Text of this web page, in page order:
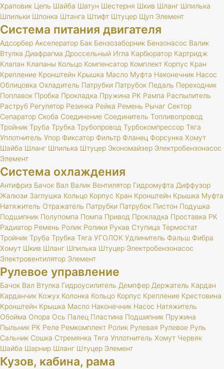
Храповик Цепь Шайба Шатун Шестерня Шкив Шланг Шпилька
Шпильки Шпонка Штанга Штифт Штуцер Щуп Элемент
Система питания двигателя
Адсорбер Акселератор Бак Бензозаборник Бензонасос Валик
Втулка Диафрагма Дроссельный Игла Карбюратор Картридж
Клапан Клапаны Кольцо Компенсатор Комплект Корпус Кран
Крепление Кронштейн Крышка Масло Муфта Наконечник Насос
Облицовка Охладитель Патрубки Патрубок Педаль Переходник
Поплавок Пробка Прокладка Пружина РК Рампа Распылитель
Раструб Регулятор Резинка Рейка Ремень Рычаг Сектор
Сепаратор Скоба Соединение Соединитель Топливопровод
Тройник Труба Трубка Трубопровод Турбокомпрессор Тяга
Уплотнитель Упор Фиксатор Фильтр Фланец Форсунка Хомут
Шайба Шланг Шпилька Штуцер Экономайзер Электробензонасос
Элемент
Система охлаждения
Антифриз Бачок Вал Валик Вентилятор Гидромуфта Диффузор
Жалюзи Заглушка Кольцо Корпус Кран Кронштейн Крышка Муфта
Натяжитель Отражатель Патрубки Патрубок Пистон Подушка
Подшипник Полупомпа Помпа Привод Прокладка Проставка РК
Радиатор Ремень Ролик Ролики Рукав Ступица Термостат
Тройник Труба Трубка Тяга УГОЛОК Удлинитель Фальш Фибра
Хомут Шкив Шланг Шпилька Штуцер Электробензонасос
Электровентилятор Элемент
Рулевое управление
Бачок Вал Втулка Гидроусилитель Демпфер Держатель Кардан
Карданчик Кожух Колонка Кольцо Корпус Крепление Крестовина
Кронштейн Крышка Масло Наконечник Насос Натяжитель
Обойма Опора Ось Палец Пластина Подшипник Пружина
Пыльник РК Реле Ремкомплект Ролик Рулевая Рулевое Руль
Сальник Сошка Стремянка Тяга Уплотнитель Хомут Червяк
Шайба Шарнир Шланг Штуцер Элемент
Кузов, кабина, рама